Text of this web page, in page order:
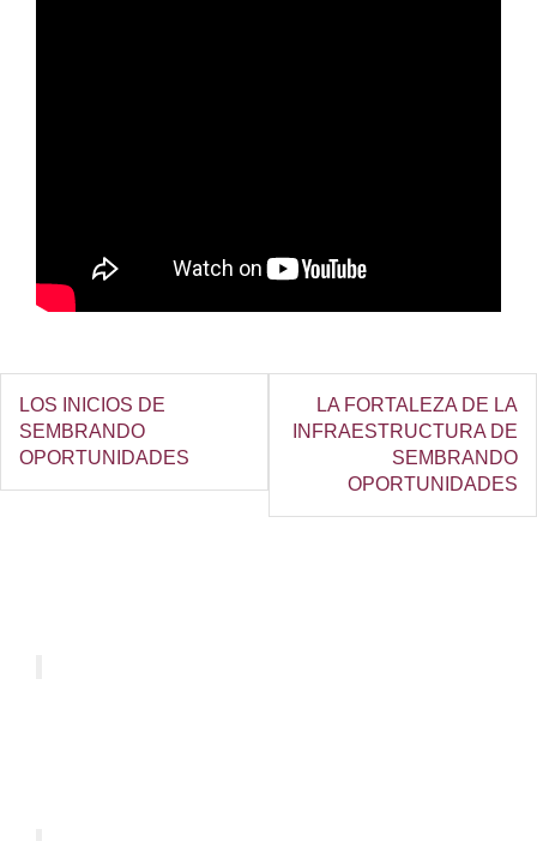
LOS INICIOS DE
SEMBRANDO
OPORTUNIDADES
LA FORTALEZA DE LA
INFRAESTRUCTURA DE
SEMBRANDO
OPORTUNIDADES